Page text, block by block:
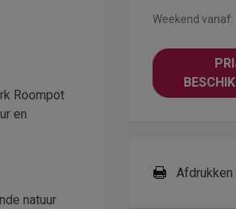
Roompot
en
natuur
Weekend vanaf:
Afdrukken